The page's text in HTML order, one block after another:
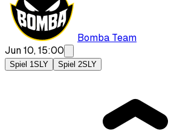
Bomba Team
Jun 10, 15:00
Spiel 1SLY Spiel 2SLY